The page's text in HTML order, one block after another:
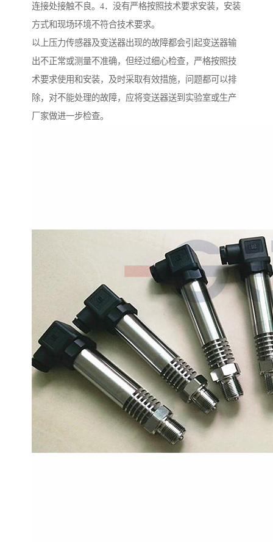
连接处接触不良。4．没有严格按照技术要求安装，安装
方式和现场环境不符合技术要求。
以上压力传感器及变送器出现的故障都会引起变送器输
出不正常或测量不准确，但经过细心检查，严格按照技
术要求使用和安装，及时采取有效措施，问题都可以排
除，对不能处理的故障，应将变送器送到实验室或生产
厂家做进一步检查。